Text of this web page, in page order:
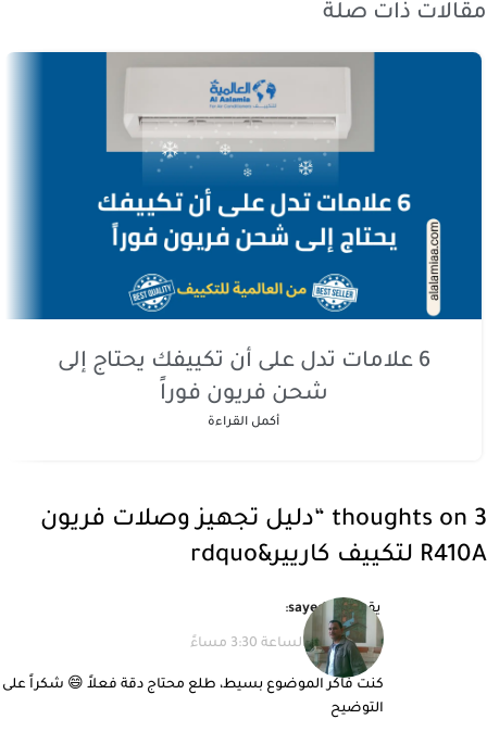
مقالات ذات صلة
6 علامات تدل على أن تكييفك يحتاج إلى
شحن فريون فوراً
أكمل القراءة
3 thoughts on “
دليل تجهيز وصلات فريون
R410A لتكييف كاريير
&rdquo
يقول sayed ali
:
10/04/2026 الساعة 3:30 مساءً
كنت فاكر الموضوع بسيط، طلع محتاج دقة فعلاً 😄 شكراً على
التوضيح